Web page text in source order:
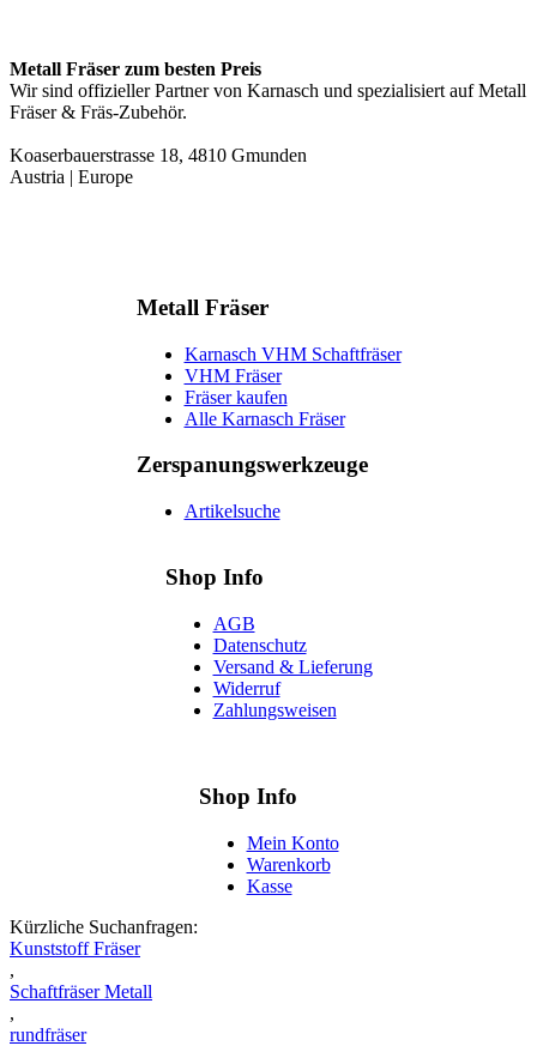
Metall Fräser zum besten Preis
Wir sind offizieller Partner von Karnasch und spezialisiert auf Metall
Fräser & Fräs-Zubehör.
Koaserbauerstrasse 18, 4810 Gmunden
Austria | Europe
Metall Fräser
Karnasch VHM Schaftfräser
VHM Fräser
Fräser kaufen
Alle Karnasch Fräser
Zerspanungs­werkzeuge
Artikelsuche
Shop Info
AGB
Datenschutz
Versand & Lieferung
Widerruf
Zahlungsweisen
Shop Info
Mein Konto
Warenkorb
Kasse
Kürzliche Suchanfragen:
Kunststoff Fräser
,
Schaftfräser Metall
,
rundfräser